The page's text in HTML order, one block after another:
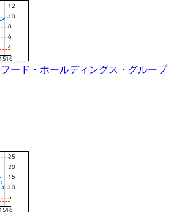
ード・ホールディングス・グループ